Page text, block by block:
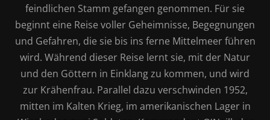
feindlichen Stamm gefangen genommen. Für sie
beginnt eine Reise voller Geheimnisse, Begegnungen
und Gefahren, die sie bis ins ferne Mittelmeer führen
wird. Während dieser Reise lernt sie, mit der Natur
und den Göttern in Einklang zu kommen, und wird
zur Krähenfrau. Parallel dazu verschwinden 1952,
mitten im Kalten Krieg, im amerikanischen Lager in